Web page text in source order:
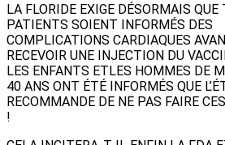
LA FLORIDE EXIGE DÉSORMAIS QUE
PATIENTS SOIENT INFORMÉS DES
COMPLICATIONS CARDIAQUES
RECEVOIR UNE INJECTION DU
LES ENFANTS ETLES HOMMES DE
40 ANS ONT ÉTÉ INFORMÉS QUE
RECOMMANDE DE NE PAS FAIRE
!